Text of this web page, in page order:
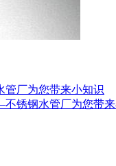
厂为您带来小知识
锈钢水管厂为您带